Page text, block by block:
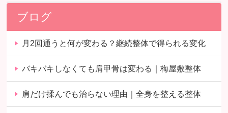
ブログ
月2回通うと何が変わる？継続整体で得られる変化
バキバキしなくても肩甲骨は変わる｜梅屋敷整体
肩だけ揉んでも治らない理由｜全身を整える整体